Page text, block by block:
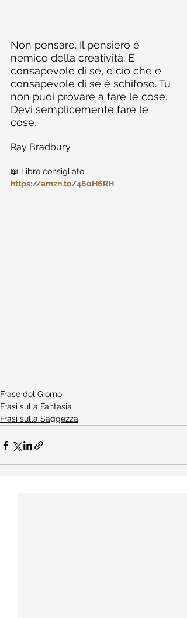
Non pensare. Il pensiero è
nemico della creatività. È
consapevole di sé, e ciò che è
consapevole di sé è schifoso. Tu
non puoi provare a fare le cose.
Devi semplicemente fare le
cose.
Ray Bradbury
📖 Libro consigliato:
https://amzn.to/460H6RH
Frase del Giorno
Frasi sulla Fantasia
Frasi sulla Saggezza